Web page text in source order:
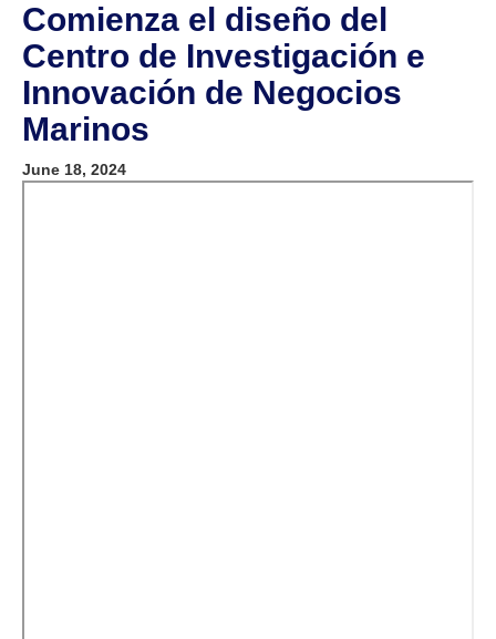
Comienza el diseño del
Centro de Investigación e
Innovación de Negocios
Marinos
June 18, 2024